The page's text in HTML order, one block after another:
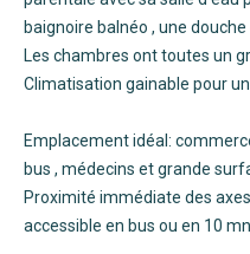
baignoire balnéo , une
Les chambres ont toutes un
Climatisation gainable pour
Emplacement idéal:
bus , médecins et grande
Proximité immédiate des
accessible en bus ou en 10